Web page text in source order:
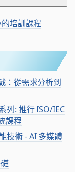
培訓課程
：從需求分析到
列: 推行 ISO/IEC
課程
技術 - AI 多媒體